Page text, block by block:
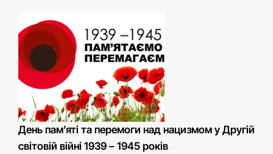
День пам’яті та перемоги над нацизмом у Другій
світовій війні 1939 – 1945 років